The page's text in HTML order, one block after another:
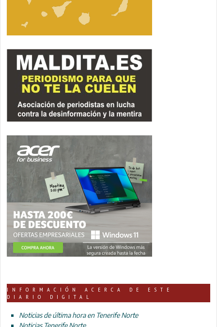
INFORMACIÓN ACERCA DE ESTE
DIARIO DIGITAL
Noticias de última hora en Tenerife Norte
Noticias Tenerife Norte